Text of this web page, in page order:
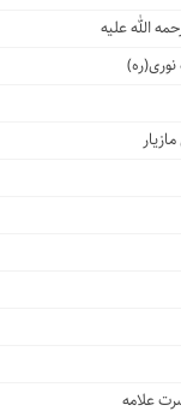
الله علیه
علامه